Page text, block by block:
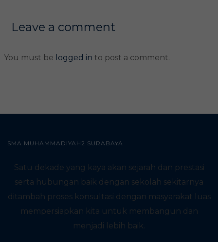
Leave a comment
You must be logged in to post a comment.
SMA MUHAMMADIYAH2 SURABAYA
Satu dekade yang kaya akan sejarah dan prestasi
serta hubungan baik dengan sekolah sekitarnya
ditambah proses konsultasi dengan masyarakat luas
mempersiapkan kita untuk membangun dan
menjadi lebih baik.